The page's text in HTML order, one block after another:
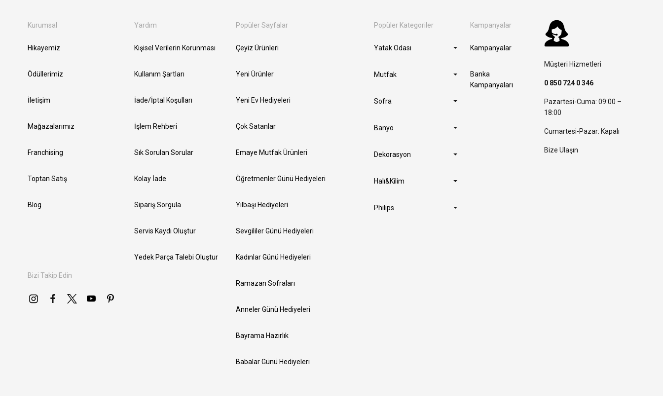
Kurumsal
Hikayemiz
Ödüllerimiz
İletişim
Mağazalarımız
Franchising
Toptan Satış
Blog
Bizi Takip Edin
Yardım
Kişisel Verilerin Korunması
Kullanım Şartları
İade/İptal Koşulları
İşlem Rehberi
Sık Sorulan Sorular
Kolay İade
Sipariş Sorgula
Servis Kaydı Oluştur
Yedek Parça Talebi Oluştur
Popüler Sayfalar
Çeyiz Ürünleri
Yeni Ürünler
Yeni Ev Hediyeleri
Çok Satanlar
Emaye Mutfak Ürünleri
Öğretmenler Günü Hediyeleri
Yılbaşı Hediyeleri
Sevgililer Günü Hediyeleri
Kadınlar Günü Hediyeleri
Ramazan Sofraları
Anneler Günü Hediyeleri
Bayrama Hazırlık
Babalar Günü Hediyeleri
Popüler Kategoriler
Yatak Odası
Mutfak
Sofra
Banyo
Dekorasyon
Halı&Kilim
Philips
Kampanyalar
Kampanyalar
Banka
Kampanyaları
Müşteri Hizmetleri
0 850 724 0 346
Pazartesi-Cuma: 09:00 –
18:00
Cumartesi-Pazar: Kapalı
Bize Ulaşın